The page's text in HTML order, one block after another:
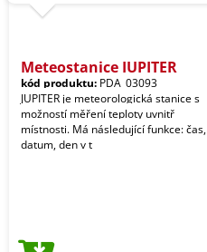
Meteostanice JUPITER
kód produktu: PDA_03093
JUPITER je meteorologická stanice s
možností měření teploty uvnitř
místnosti. Má následující funkce: čas,
datum, den v t